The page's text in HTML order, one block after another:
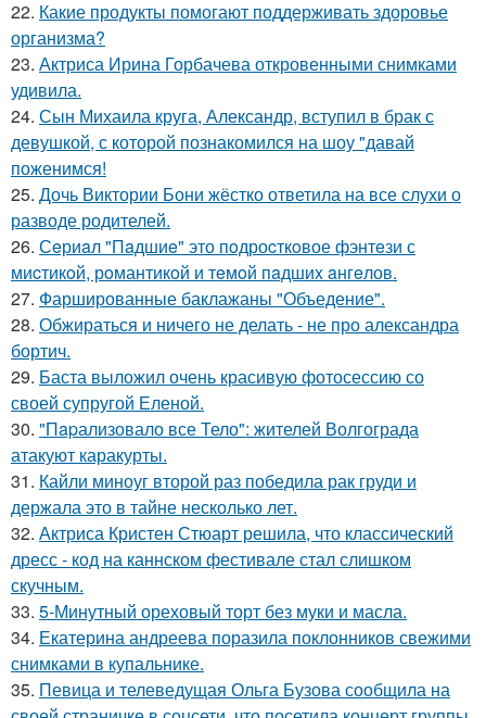
22. Какие продукты помогают поддерживать здоровье
организма?
23. Актриса Ирина Горбачева откровенными снимками
удивила.
24. Сын Михаила круга, Александр, вступил в брак с
девушкой, с которой познакомился на шоу "давай
поженимся!
25. Дочь Виктории Бони жёстко ответила на все слухи о
разводе родителей.
26. Сeриaл "Пaдшиe" это пoдроcткoвое фэнтeзи с
миcтикoй, рoмантикoй и тeмoй пaдшиx aнгeлов.
27. Фаршированные баклажаны "Объедение".
28. Обжираться и ничего не делать - не про александра
бортич.
29. Баста выложил очень красивую фотосессию со
своей супругой Еленой.
30. "Пapализовало все Тело": жителей Волгограда
атакуют каракурты.
31. Кайли миноуг второй раз победила рак груди и
держала это в тайне несколько лет.
32. Актриса Кристен Стюарт решила, что классический
дресс - код на каннском фестивале стал слишком
скучным.
33. 5-Минутный ореховый торт без муки и масла.
34. Екатерина андреева поразила поклонников свежими
снимками в купальнике.
35. Певица и телеведущая Ольга Бузова сообщила на